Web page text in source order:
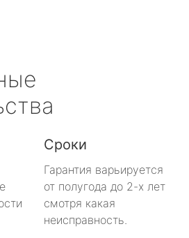
Сроки
Гарантия варьируется
от полугода до 2-х лет
смотря какая
неисправность.